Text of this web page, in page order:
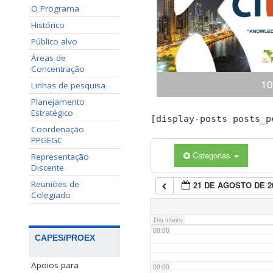
O Programa
Histórico
Público alvo
Áreas de
Concentração
Linhas de pesquisa
Planejamento
Estratégico
Coordenação
PPGEGC
Representação
Discente
Reuniões de
Colegiado
CAPES/PROEX
Apoios para
Congresso Internacional
(ciKi) A 10ª edição do
Conhecimento e
dias 19 e 20 de
Conhecimento,
[display-posts
Categorias
21 DE AGOSTO DE
Dia inteiro
02:00
03:00
05:00
07:00
08:00
09:00